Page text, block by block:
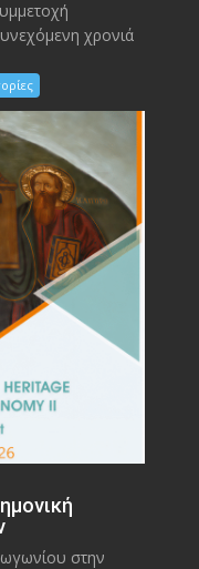
χρονιά
στην